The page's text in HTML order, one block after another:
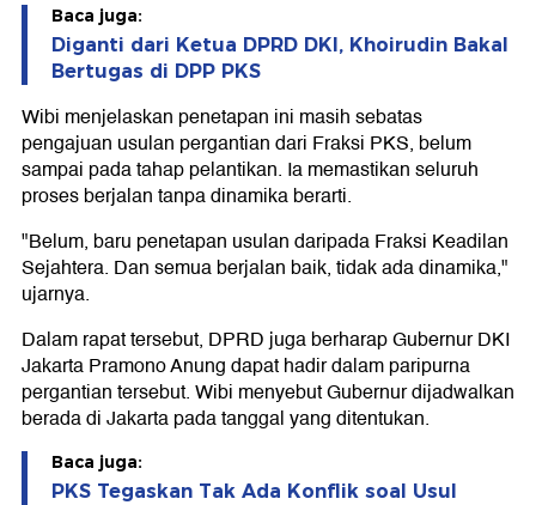
Baca juga:
Diganti dari Ketua DPRD DKI, Khoirudin Bakal
Bertugas di DPP PKS
Wibi menjelaskan penetapan ini masih sebatas
pengajuan usulan pergantian dari Fraksi PKS, belum
sampai pada tahap pelantikan. Ia memastikan seluruh
proses berjalan tanpa dinamika berarti.
"Belum, baru penetapan usulan daripada Fraksi Keadilan
Sejahtera. Dan semua berjalan baik, tidak ada dinamika,"
ujarnya.
Dalam rapat tersebut, DPRD juga berharap Gubernur DKI
Jakarta Pramono Anung dapat hadir dalam paripurna
pergantian tersebut. Wibi menyebut Gubernur dijadwalkan
berada di Jakarta pada tanggal yang ditentukan.
Baca juga:
PKS Tegaskan Tak Ada Konflik soal Usul